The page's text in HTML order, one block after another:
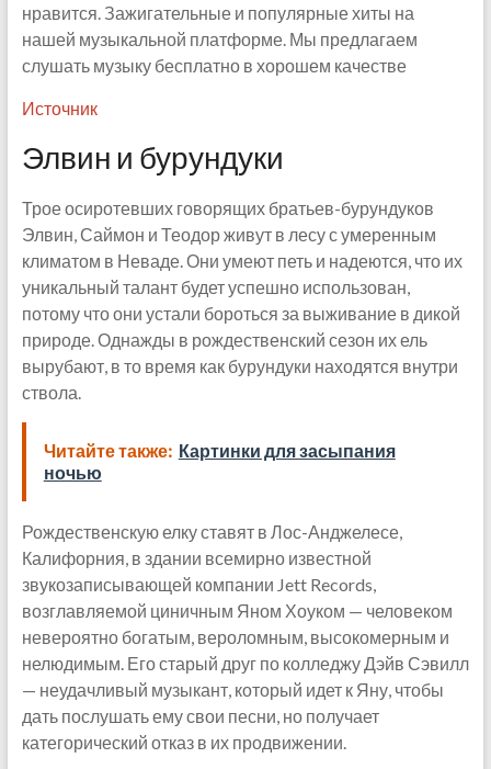
нравится. Зажигательные и популярные хиты на
нашей музыкальной платформе. Мы предлагаем
слушать музыку бесплатно в хорошем качестве
Источник
Элвин и бурундуки
Трое осиротевших говорящих братьев-бурундуков
Элвин, Саймон и Теодор живут в лесу с умеренным
климатом в Неваде. Они умеют петь и надеются, что их
уникальный талант будет успешно использован,
потому что они устали бороться за выживание в дикой
природе. Однажды в рождественский сезон их ель
вырубают, в то время как бурундуки находятся внутри
ствола.
Читайте также: Картинки для засыпания
ночью
Рождественскую елку ставят в Лос-Анджелесе,
Калифорния, в здании всемирно известной
звукозаписывающей компании Jett Records,
возглавляемой циничным Яном Хоуком — человеком
невероятно богатым, вероломным, высокомерным и
нелюдимым. Его старый друг по колледжу Дэйв Сэвилл
— неудачливый музыкант, который идет к Яну, чтобы
дать послушать ему свои песни, но получает
категорический отказ в их продвижении.